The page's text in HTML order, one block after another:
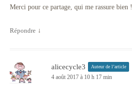
Merci pour ce partage, qui me rassure bien !
Répondre ↓
alicecycle3 Auteur de l’article
4 août 2017 à 10 h 17 min